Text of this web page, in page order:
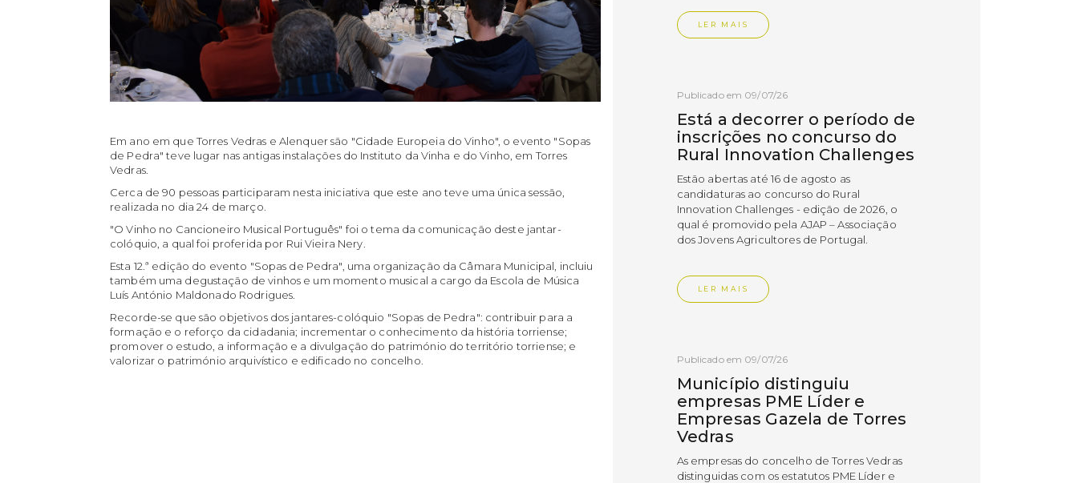
Em ano em que Torres Vedras e Alenquer são "Cidade Europeia do Vinho", o evento "Sopas
de Pedra" teve lugar nas antigas instalações do Instituto da Vinha e do Vinho, em Torres
Vedras.
Cerca de 90 pessoas participaram nesta iniciativa que este ano teve uma única sessão,
realizada no dia 24 de março.
"O Vinho no Cancioneiro Musical Português" foi o tema da comunicação deste jantar-
colóquio, a qual foi proferida por Rui Vieira Nery.
Esta 12.ª edição do evento "Sopas de Pedra", uma organização da Câmara Municipal, incluiu
também uma degustação de vinhos e um momento musical a cargo da Escola de Música
Luís António Maldonado Rodrigues.
Recorde-se que são objetivos dos jantares-colóquio "Sopas de Pedra": contribuir para a
formação e o reforço da cidadania; incrementar o conhecimento da história torriense;
promover o estudo, a informação e a divulgação do património do território torriense; e
valorizar o património arquivístico e edificado no concelho.
LER MAIS
Publicado em 09/07/26
Está a decorrer o período de
inscrições no concurso do
Rural Innovation Challenges
Estão abertas até 16 de agosto as
candidaturas ao concurso do Rural
Innovation Challenges - edição de 2026, o
qual é promovido pela AJAP – Associação
dos Jovens Agricultores de Portugal.
LER MAIS
Publicado em 09/07/26
Município distinguiu
empresas PME Líder e
Empresas Gazela de Torres
Vedras
As empresas do concelho de Torres Vedras
distinguidas com os estatutos PME Líder e